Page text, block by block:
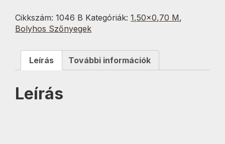
cm
mennyiség
Cikkszám:1046 B Kategóriák:1,50×0,70 M,
Bolyhos Szőnyegek
Leírás További információk
Leírás